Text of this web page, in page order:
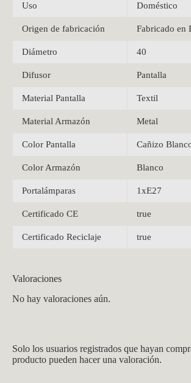
Uso Doméstico
Origen de fabricación Fabricado en
Diámetro 40
Difusor Pantalla
Material Pantalla Textil
Material Armazón Metal
Color Pantalla Cañizo
Color Armazón Blanco
Portalámparas 1xE27
Certificado CE true
Certificado Reciclaje true
Valoraciones
No hay valoraciones aún.
Solo los usuarios registrados que hayan
producto pueden hacer una valoración.